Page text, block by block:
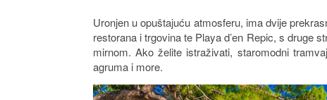
Uronjen u opuštajuću atmosferu, ima dvije
restorana i trgovina te Playa d’en Repic, s druge
mirnom. Ako želite istraživati, staromodni
agruma i more.